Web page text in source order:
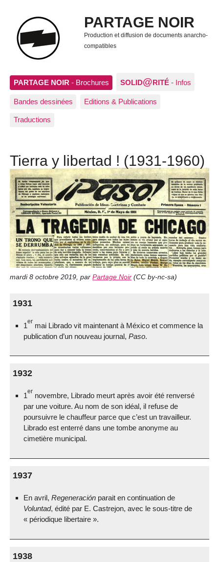
PARTAGE NOIR
Production et diffusion de documents anarcho-
compatibles
PARTAGE NOIR - Brochures SOLID@RITÉ - Infos
Bandes dessinées Editions & Publications
Traductions
Tierra y libertad ! (1931-1960)
mardi 8 octobre 2019, par Partage Noir (CC by-nc-sa)
1931
1er mai Librado vit maintenant à México et commence la
publication d’un nouveau journal,Paso.
1932
1er novembre, Librado meurt après avoir été renversé
par une voiture. Au nom de son idéal, il refuse de
poursuivre le chauffeur parce que c’est un travailleur.
Librado est enterré dans une tombe anonyme au
cimetière municipal.
1937
En avril,Regeneración parait en continuation de
Voluntad, édité par E. Castrejon, avec le sous-titre de
« périodique libertaire ».
1938